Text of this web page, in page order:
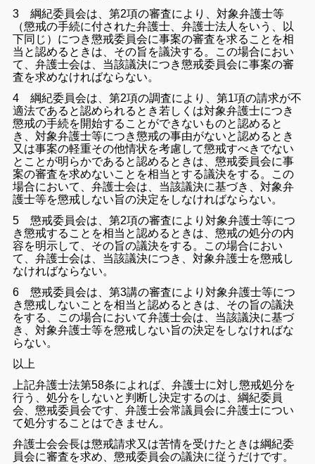
3 綱紀委員会は、第2項の審査により、対象弁護士等
（懲戒の手続に付された弁護士、弁護士法人をいう、以
下同じ）につき懲戒委員会に事案の審査を求ることを相
当と認めるときは、その旨を議決する。この場合におい
て、弁護士会は、当該議決につき懲戒委員会に事案の審
査を求めなければならない。
4 綱紀委員会は、第2項の調査により、第1項の請求が不
適法であると認められるとき若しくは対象弁護士につき
懲戒の手続を開始することができないものと認めると
き、対象弁護士等につき懲戒の事由がないと認めるとき
又は事案の軽重その他情状を考慮して懲戒すべきでない
とことが明らかであると認めるときは、懲戒委員会に事
案の審査を求めないことを相当とする議決をする。この
場合において、弁護士会は、当該議決に基づき、対象弁
護士等を懲戒しない旨の決定をしなければならない。
5 懲戒委員会は、第2項の審査により対象弁護士等につ
き懲戒することを相当と認めるときは、懲戒の処分の内
容を明示して、その旨の議決をする。この場合におい
て、弁護士会は、当該議決につき、対象弁護士を懲戒し
なければならない。
6 懲戒委員会は、第3講の審査により対象弁護士等につ
き懲戒しないことを相当と認めるときは、その旨の議決
をする、この場合において弁護士会は、当該議決に基づ
き、対象弁護士等を懲戒しない旨の決定をしなければな
らない。
以上
上記弁護士法第58条によれば、弁護士に対し懲戒処分を
行う、処分をしないと判断し決定するのは、綱紀委員
会、懲戒委員会です、弁護士会常議員会に弁護士につい
て処分することはできません。
弁護士会会長は懲戒請求又は苦情を受けたときは綱紀委
員会に審査を求め、懲戒委員会の議決に従うだけです。